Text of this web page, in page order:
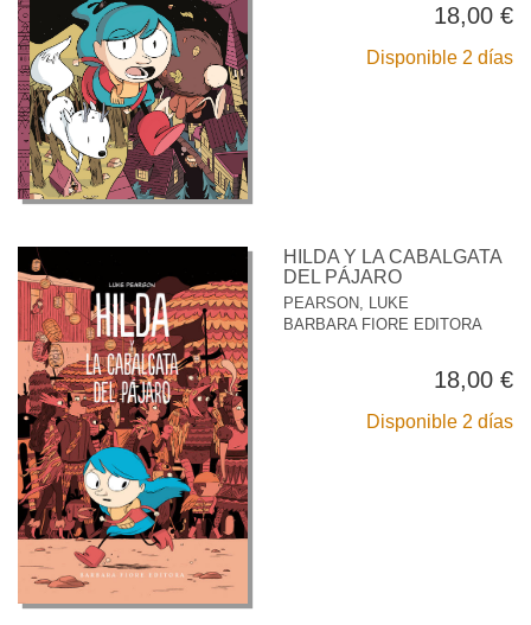
18,00 €
Disponible 2 días
HILDA Y LA CABALGATA
DEL PÁJARO
PEARSON, LUKE
BARBARA FIORE EDITORA
18,00 €
Disponible 2 días